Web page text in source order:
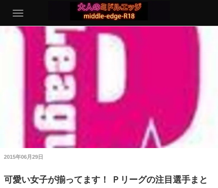
2015年06月29日
可愛い女子が揃ってます！ Ｐリーグの注目選手まと